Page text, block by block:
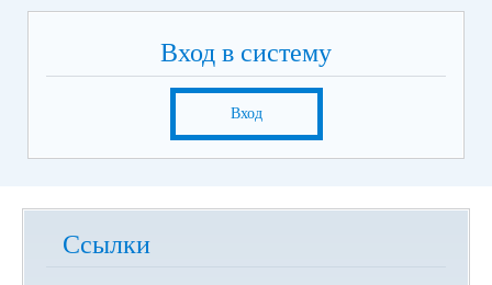
Вход в систему
Вход
Ссылки